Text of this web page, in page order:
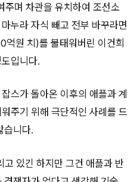
며 차관을 유치하여 조선소
누라 자식 빼고 전부 바꾸라면
원 치)를 불태워버린 이건희
입니다.
스가 돌아온 이후의 애플과 계
주기 위해 극단적인 사례를 드
습니다.
있긴 하지만 그건 애플과 반